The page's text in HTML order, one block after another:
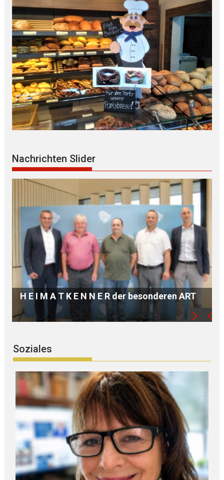
Nachrichten Slider
„HER SOUND – THEIR VOICES: Fanny H E N
E L und Zeitgenossinnen“
Soziales